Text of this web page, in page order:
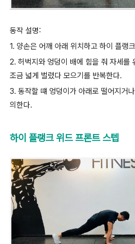
동작 설명:
1. 양손은 어깨 아래 위치하고 하이 플랭
2. 허벅지와 엉덩이 배에 힘을 줘 자세를
조금 넓게 벌렸다 모으기를 반복한다.
3. 동작할 떄 엉덩이가 아래로 떨어지거
의한다.
하이 플랭크 위드 프론트 스텝